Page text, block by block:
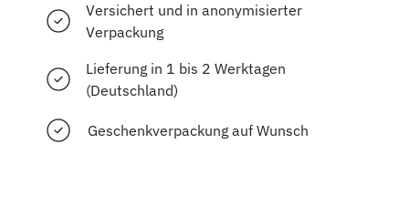
Versichert und in anonymisierter
Verpackung
Lieferung in 1 bis 2 Werktagen
(Deutschland)
Geschenkverpackung auf Wunsch